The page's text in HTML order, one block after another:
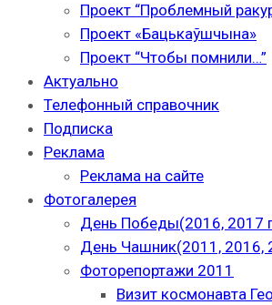
Проект “Проблемный
Проект «Бацькаўшчына»
Проект “Чтобы помнили…”
Актуально
Телефонный справочник
Подписка
Реклама
Реклама на сайте
Фотогалерея
День Победы(2016, 2017
День Чашник(2011, 2016,
Фоторепортажи 2011
Визит космонавта